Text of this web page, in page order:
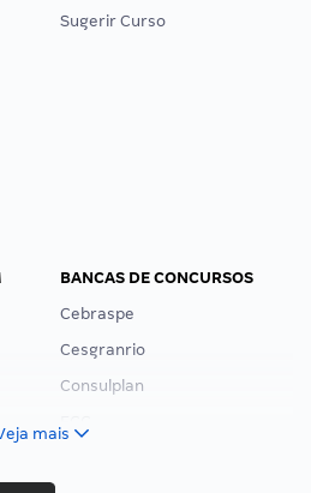
Sugerir Curso
BANCAS DE CONCURSOS
Cebraspe
Cesgranrio
Consulplan
mais